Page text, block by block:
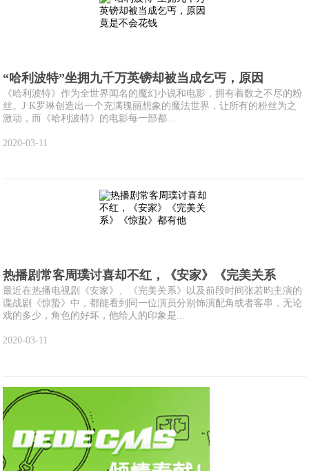
“哈利波特”坐拥九千万英镑却被当成乞丐，原因
《哈利波特》作为全世界闻名的魔幻小说和电影，拥有着数之不尽的粉
丝。J·K罗琳创造出一个充满瑰丽想象的魔法世界，让所有的粉丝为之
激动，而《哈利波特》的电影每一部都...
2020-03-11
热播剧常客周璞讨喜却不红，《安家》《完美关系
最近在热播电视剧《安家》、《完美关系》以及前段时间张若昀主演的
谍战剧《惊蛰》中，都能看到同一位演员分别饰演配角或者客串，无论
戏的多少，角色的好坏，他给人的印象是...
2020-03-11